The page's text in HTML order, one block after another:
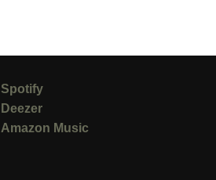
Spotify
Deezer
Amazon Music